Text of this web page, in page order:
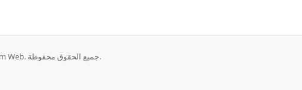
حقوق الطبع والنشر © 2026 Insidesign Tecnologia em Web. جميع الحقوق محفوظة.